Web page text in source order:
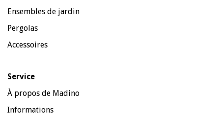
Ensembles de jardin
Pergolas
Accessoires
Service
À propos de Madino
Informations